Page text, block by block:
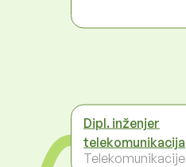
Dipl. inženjer
telekomunikacija
Telekomunikacije